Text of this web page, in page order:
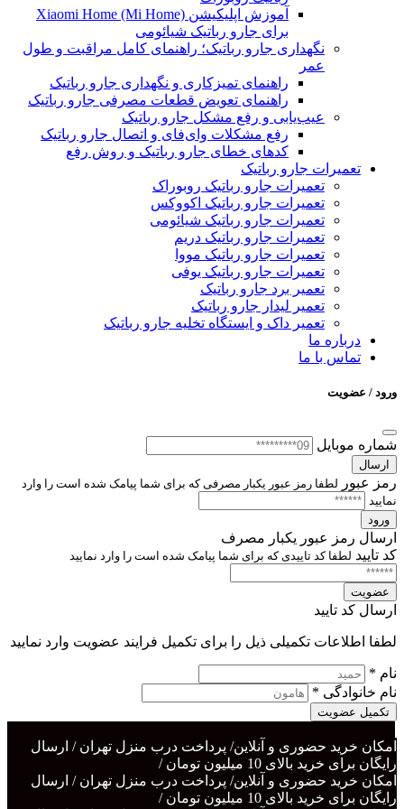
آموزش اپلیکیشن Xiaomi Home (Mi Home)
برای جارو رباتیک شیائومی
نگهداری جارو رباتیک؛ راهنمای کامل مراقبت و طول
عمر
راهنمای تمیزکاری و نگهداری جارو رباتیک
راهنمای تعویض قطعات مصرفی جارو رباتیک
عیب‌یابی و رفع مشکل جارو رباتیک
رفع مشکلات وای‌فای و اتصال جارو رباتیک
کدهای خطای جارو رباتیک و روش رفع
تعمیرات جارو رباتیک
تعمیرات جارو رباتیک روبوراک
تعمیرات جارو رباتیک اکووکس
تعمیرات جارو رباتیک شیائومی
تعمیرات جارو رباتیک دریم
تعمیرات جارو رباتیک مووا
تعمیرات جارو رباتیک یوفی
تعمیر برد جارو رباتیک
تعمیر لیدار جارو رباتیک
تعمیر داک و ایستگاه تخلیه جارو رباتیک
درباره ما
تماس با ما
ورود / عضویت
شماره موبایل
ارسال
رمز عبور
لطفا رمز عبور یکبار مصرفی که برای شما پیامک شده است را وارد
نمایید
ورود
ارسال رمز عبور یکبار مصرف
کد تایید لطفا کد تاییدی که برای شما پیامک شده است را وارد نمایید
عضویت
ارسال کد تایید
لطفا اطلاعات تکمیلی ذیل را برای تکمیل فرایند عضویت وارد نمایید
نام *
نام خانوادگی *
تکمیل عضویت
امکان خرید حضوری و آنلاین/ پرداخت درب منزل تهران / ارسال
رایگان برای خرید بالای 10 میلیون تومان /
امکان خرید حضوری و آنلاین/ پرداخت درب منزل تهران / ارسال
رایگان برای خرید بالای 10 میلیون تومان /